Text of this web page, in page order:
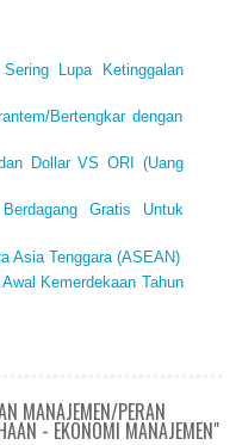
Lupa Ketinggalan
Bertengkar dengan
Dollar VS ORI (Uang
Gratis Untuk
Asia Tenggara (ASEAN)
Kemerdekaan Tahun
MANAJEMEN/PERAN
- EKONOMI MANAJEMEN"